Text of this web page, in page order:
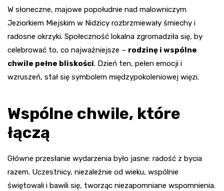
W słoneczne, majowe popołudnie nad malowniczym
Jeziorkiem Miejskim w Nidzicy rozbrzmiewały śmiechy i
radosne okrzyki. Społeczność lokalna zgromadziła się, by
celebrować to, co najważniejsze – rodzinę i wspólne
chwile pełne bliskości. Dzień ten, pełen emocji i
wzruszeń, stał się symbolem międzypokoleniowej więzi.
Wspólne chwile, które
łączą
Główne przesłanie wydarzenia było jasne: radość z bycia
razem. Uczestnicy, niezależnie od wieku, wspólnie
świętowali i bawili się, tworząc niezapomniane wspomnienia.